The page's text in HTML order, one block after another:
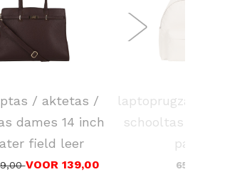
/ aktetas /
dames 14 inch
field leer
VOOR 139,00
laptoprugzak /
schooltas 14 inch
pak'r
65,00